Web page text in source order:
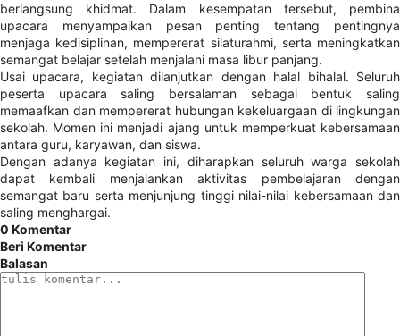
berlangsung khidmat. Dalam kesempatan tersebut, pembina
upacara menyampaikan pesan penting tentang pentingnya
menjaga kedisiplinan, mempererat silaturahmi, serta meningkatkan
semangat belajar setelah menjalani masa libur panjang.
Usai upacara, kegiatan dilanjutkan dengan halal bihalal. Seluruh
peserta upacara saling bersalaman sebagai bentuk saling
memaafkan dan mempererat hubungan kekeluargaan di lingkungan
sekolah. Momen ini menjadi ajang untuk memperkuat kebersamaan
antara guru, karyawan, dan siswa.
Dengan adanya kegiatan ini, diharapkan seluruh warga sekolah
dapat kembali menjalankan aktivitas pembelajaran dengan
semangat baru serta menjunjung tinggi nilai-nilai kebersamaan dan
saling menghargai.
0 Komentar
Beri Komentar
Balasan